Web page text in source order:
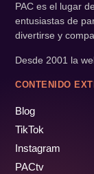
PAC es el lugar
entusiastas de
divertirse y
Desde 2001 la
CONTENIDO
Blog
TikTok
Instagram
PACtv